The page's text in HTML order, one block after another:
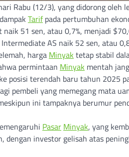
Rabu (12/3), yang didorong oleh
Tarifpada pertumbuhan
51 sen, atau 0,7%, menjadi
AS naik 52 sen, atau
harga Minyak tetap stabil
permintaan Minyak mentah
posisi terendah baru tahun 2025
pembeli yang memegang mata
ini tampaknya berumur
Pasar Minyak, yang
dengan investor gelisah atas